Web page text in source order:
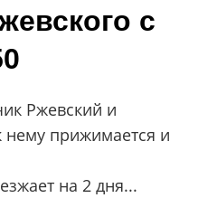
c
Ржевский и
прижимается и
на 2 дня...